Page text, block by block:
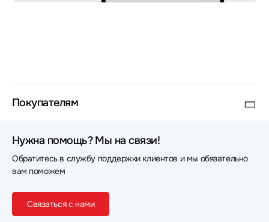
Покупателям
Нужна помощь? Мы на связи!
Обратитесь в службу поддержки клиентов и мы обязательно
вам поможем
Связаться с нами